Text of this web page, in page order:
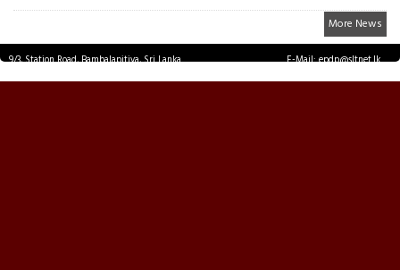
More News
9/3, Station Road, Bambalapitiya, Sri Lanka.
E-Mail: epdp@sltnet.lk